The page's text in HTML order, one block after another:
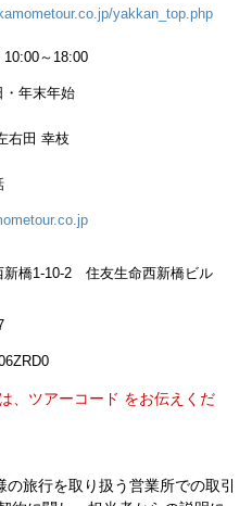
yakkan_top.php
10:00～18:00
・年末年始
右田 幸枝
新橋1-10-2 住友生命西新橋ビル
、ツアーコード をお伝えくだ
旅行を取り扱う営業所での取引